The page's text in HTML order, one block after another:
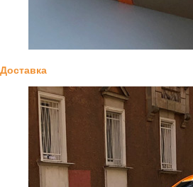
Доставка